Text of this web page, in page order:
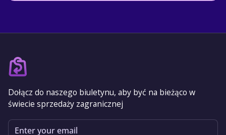
Dołącz do naszego biuletynu, aby być na bieżąco w
świecie sprzedaży zagranicznej
Email